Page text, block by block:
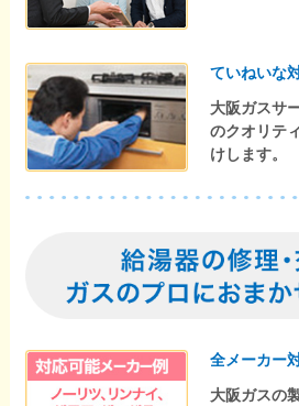
ていねいな
大阪ガスサ
のクオリテ
けします。
全メーカー
大阪ガスの